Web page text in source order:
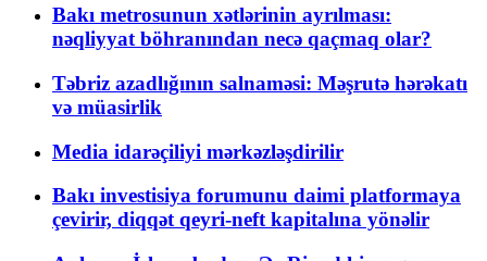
Bakı metrosunun xətlərinin ayrılması:
nəqliyyat böhranından necə qaçmaq olar?
Təbriz azadlığının salnaməsi: Məşrutə hərəkatı
və müasirlik
Media idarəçiliyi mərkəzləşdirilir
Bakı investisiya forumunu daimi platformaya
çevirir, diqqət qeyri-neft kapitalına yönəlir